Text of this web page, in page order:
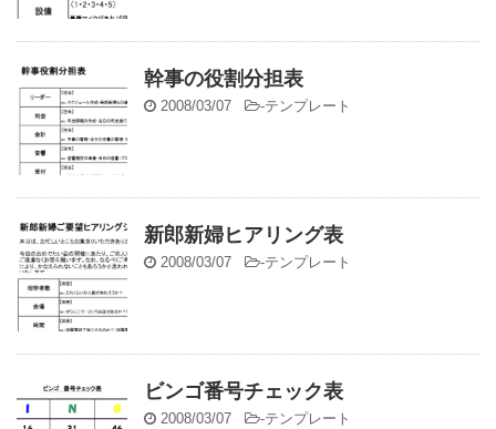
幹事の役割分担表
2008/03/07 -テンプレート
新郎新婦ヒアリング表
2008/03/07 -テンプレート
ビンゴ番号チェック表
2008/03/07 -テンプレート